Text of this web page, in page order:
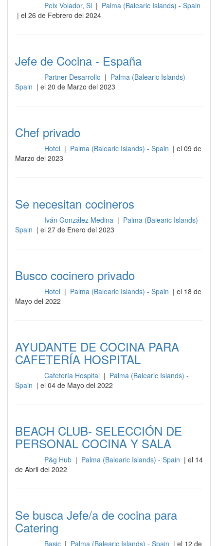
Peix Volador, Sl | Palma (Balearic Islands) - Spain
| el 26 de Febrero del 2024
Jefe de Cocina - España
Partner Desarrollo | Palma (Balearic Islands) -
Spain | el 20 de Marzo del 2023
Chef privado
Hotel | Palma (Balearic Islands) - Spain | el 09 de
Marzo del 2023
Se necesitan cocineros
Iván González Medina | Palma (Balearic Islands) -
Spain | el 27 de Enero del 2023
Busco cocinero privado
Hotel | Palma (Balearic Islands) - Spain | el 18 de
Mayo del 2022
AYUDANTE DE COCINA PARA
CAFETERÍA HOSPITAL
Cafetería Hospital | Palma (Balearic Islands) -
Spain | el 04 de Mayo del 2022
BEACH CLUB- SELECCIÓN DE
PERSONAL COCINA Y SALA
P&g Hub | Palma (Balearic Islands) - Spain | el 14
de Abril del 2022
Se busca Jefe/a de cocina para
Catering
Basic | Palma (Balearic Islands) - Spain | el 12 de